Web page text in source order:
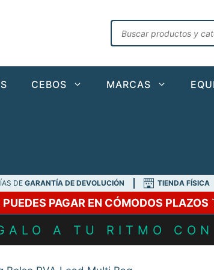
Búsqueda
de
productos
CEBOS MARCAS
DEGARANTÍA DE DEVOLUCIÓN TIENDA FÍSICA
PUEDES PAGAR EN CÓMODOS PLAZOS
A TU RITMO CON